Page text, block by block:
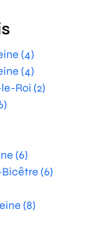
(4)
(4)
Roi (2)
(6)
(6)
(8)